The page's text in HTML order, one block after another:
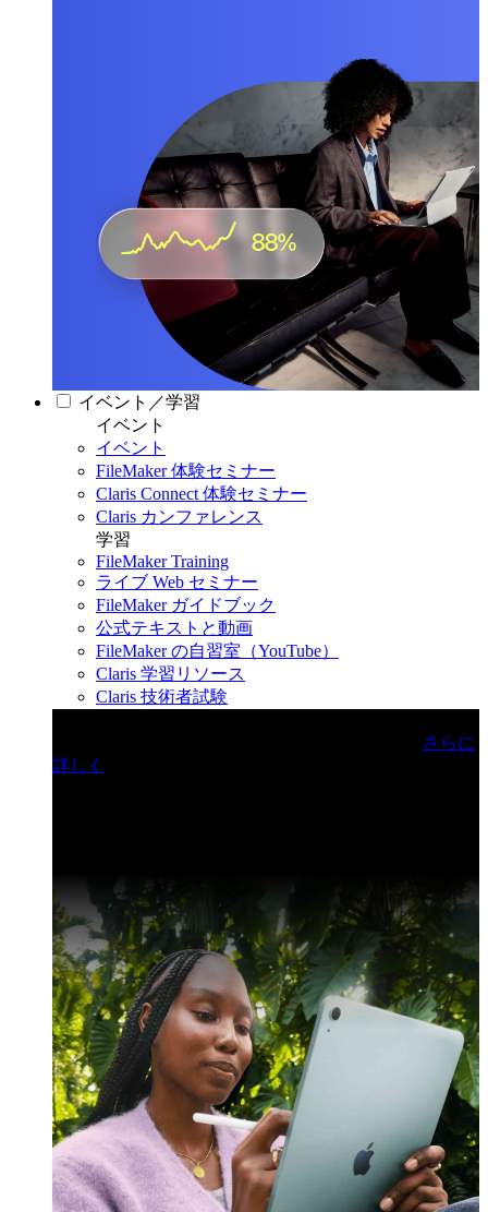
イベント／学習
イベント
イベント
FileMaker 体験セミナー
Claris Connect 体験セミナー
Claris カンファレンス
学習
FileMaker Training
ライブ Web セミナー
FileMaker ガイドブック
公式テキストと動画
FileMaker の自習室（YouTube）
Claris 学習リソース
Claris 技術者試験
さらに
詳しく